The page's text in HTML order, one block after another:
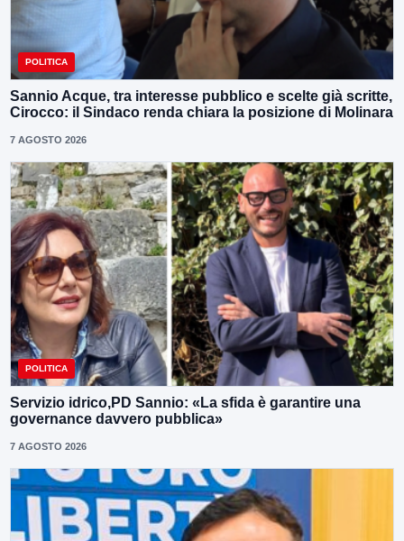
POLITICA
Sannio Acque, tra interesse pubblico e scelte già scritte,
Cirocco: il Sindaco renda chiara la posizione di Molinara
7 AGOSTO 2026
POLITICA
Servizio idrico,PD Sannio: «La sfida è garantire una
governance davvero pubblica»
7 AGOSTO 2026